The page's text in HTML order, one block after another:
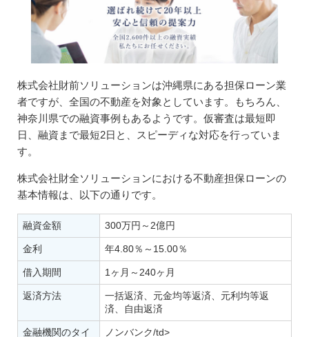
株式会社財前ソリューションは沖縄県にある担保ローン業
者ですが、全国の不動産を対象としています。もちろん、
神奈川県での融資事例もあるようです。仮審査は最短即
日、融資まで最短2日と、スピーディな対応を行っていま
す。
株式会社財全ソリューションにおける不動産担保ローンの
基本情報は、以下の通りです。
融資金額 300万円～2億円
金利 年4.80％～15.00％
借入期間 1ヶ月～240ヶ月
返済方法
一括返済、元金均等返済、元利均等返
済、自由返済
金融機関のタイ
ノンバンク/td>